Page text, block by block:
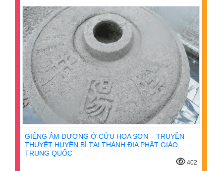
GIẾNG ÂM DƯƠNG Ở CỬU HOA SƠN – TRUYỀN
THUYẾT HUYỀN BÍ TẠI THÁNH ĐỊA PHẬT GIÁO
TRUNG QUỐC
402